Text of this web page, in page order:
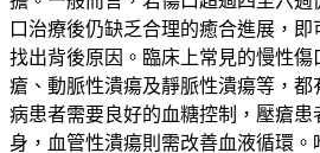
口治療後仍缺乏合理的癒合進展，
找出背後原因。臨床上常見的慢性
瘡、動脈性潰瘍及靜脈性潰瘍等，
病患者需要良好的血糖控制，壓瘡患
身，血管性潰瘍則需改善血液循環。